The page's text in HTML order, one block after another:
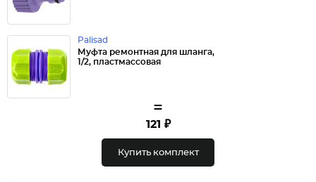
Palisad
Муфта ремонтная для шланга,
1/2, пластмассовая
=
121 ₽
Купить комплект